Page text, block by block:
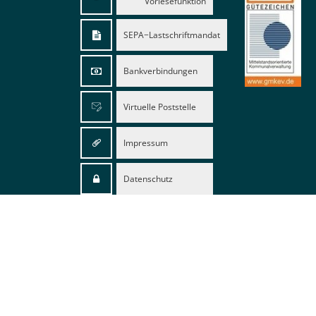
SEPA−Lastschriftmandat
Bankverbindungen
Virtuelle Poststelle
Impressum
Datenschutz